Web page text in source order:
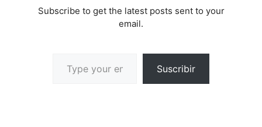
Subscribe to get the latest posts sent to your
email.
Suscribir